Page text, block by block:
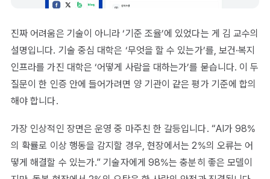
진짜 어려움은 기술이 아니라 ‘기준 조율’에 있었다는 게 김 교수의
설명입니다. 기술 중심 대학은 ‘무엇을 할 수 있는가’를, 보건·복지
인프라를 가진 대학은 ‘어떻게 사람을 대하는가’를 묻습니다. 이 두
질문이 한 인증 안에 들어가려면 양 기관이 같은 평가 기준에 합의
해야 합니다.
가장 인상적인 장면은 운영 중 마주친 한 갈등입니다. “AI가 98%
의 확률로 이상 행동을 감지할 경우, 현장에서는 2%의 오류는 어
떻게 해결할 수 있는가.” 기술자에게 98%는 충분히 좋은 모델이